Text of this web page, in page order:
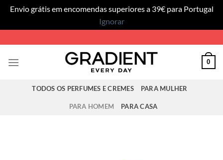
Envio grátis em encomendas superiores a 39€ para Portugal
Ignorar
to
content
0
TODOS OS PERFUMES E CREMES PARA MULHER
PARA HOMEM PARA CASA